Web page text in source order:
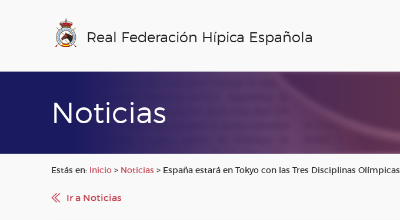
Real Federación Hípica Española
Noticias
Estás en: Inicio > Noticias > España estará en Tokyo con las Tres Disciplinas Olímpicas
Ir a Noticias